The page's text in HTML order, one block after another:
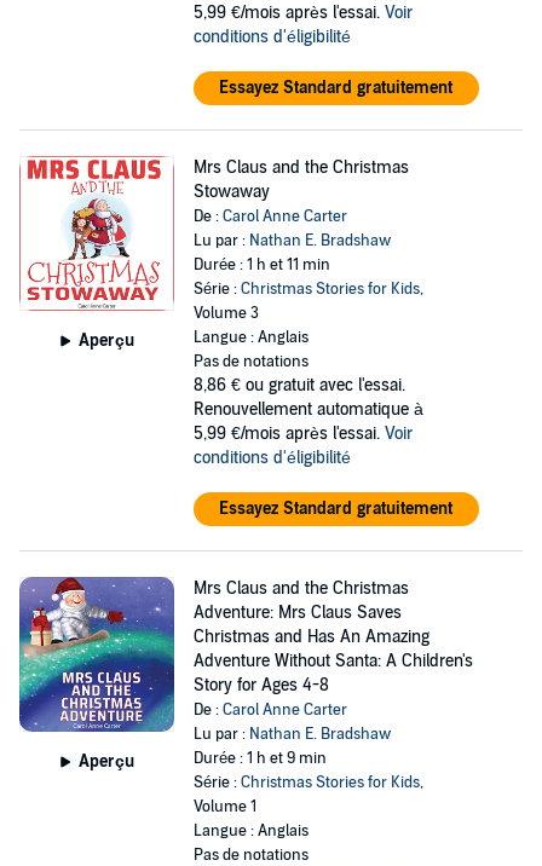
5,99 €/mois après l'essai. Voir
conditions d'éligibilité
Essayez Standard gratuitement
Aperçu
Mrs Claus and the Christmas
Stowaway
De :Carol Anne Carter
Lu par : Nathan E. Bradshaw
Durée : 1 h et 11 min
Série :Christmas Stories for Kids,
Volume 3
Langue : Anglais
Pas de notations
8,86 € ou gratuit avec l'essai.
Renouvellement automatique à
5,99 €/mois après l'essai. Voir
conditions d'éligibilité
Essayez Standard gratuitement
Aperçu
Mrs Claus and the Christmas
Adventure: Mrs Claus Saves
Christmas and Has An Amazing
Adventure Without Santa: A Children's
Story for Ages 4-8
De :Carol Anne Carter
Lu par : Nathan E. Bradshaw
Durée : 1 h et 9 min
Série :Christmas Stories for Kids,
Volume 1
Langue : Anglais
Pas de notations